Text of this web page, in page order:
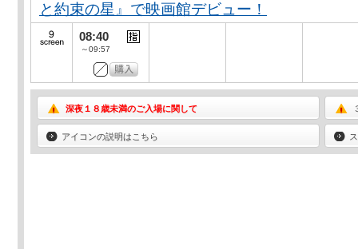
と約束の星』で映画館デビュー！
08:40
～09:57
深夜１８歳未満のご入場に関して
アイコンの説明はこちら